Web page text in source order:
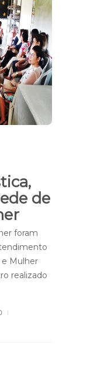
de
foram
e Mulher
realizado